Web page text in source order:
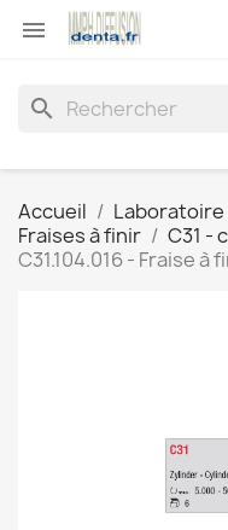

search
Accueil Laboratoire
Fraises à finir
C31 -
C31.104.016 - Fraise à